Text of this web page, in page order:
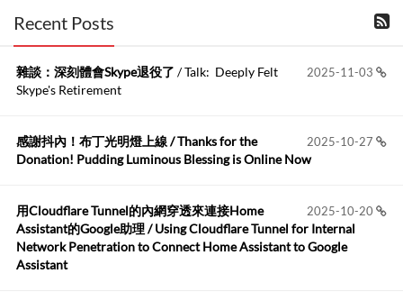
2026-06-18
布丁布丁吃布丁
kage好像也可以下載整個網站 感謝分享
Anonymous:
https://github.com/t...
2026-05-17
布丁布丁吃布丁:
我目前並沒有常駐的Google Home...
2026-05-15
Robertmycs:
這篇WinXP公用電腦安裝與優化的步驟超...
Recent Posts
2025-11-03
雜談：深刻體會Skype退役了 / Talk: Deeply Felt
Skype's Retirement
2025-10-27
感謝抖內！布丁光明燈上線 / Thanks for the
Donation! Pudding Luminous Blessing is Online Now
2025-10-20
用Cloudflare Tunnel的內網穿透來連接Home
Assistant的Google助理 / Using Cloudflare Tunnel for Internal
Network Penetration to Connect Home Assistant to Google
Assistant